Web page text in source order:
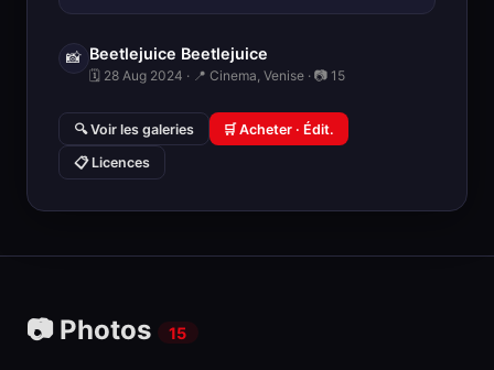
📸 Beetlejuice Beetlejuice
🗓 28 Aug 2024 · 📍 Cinema, Venise · 📷 15
🔍 Voir les galeries 🛒 Acheter · Édit.
📋 Licences
📷 Photos 15